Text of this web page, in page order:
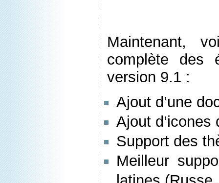
Maintenant,
complète des
version 9.1 :
Ajout d’une
Ajout
Support des
Meilleur